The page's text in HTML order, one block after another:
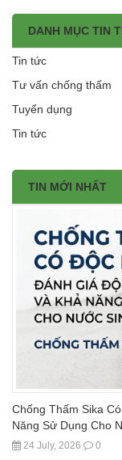
DANH MỤC TIN
Tin tức
Tư vấn chống thấm
Tuyển dụng
Tin tức
TIN MỚI NHẤT
Chống Thấm Sika
Năng Sử Dụng Cho
24 July, 2026 0